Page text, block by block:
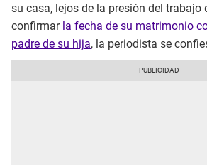
su casa, lejos de la presión del trabajo
confirmar la fecha de su matrimonio
padre de su hija, la periodista se